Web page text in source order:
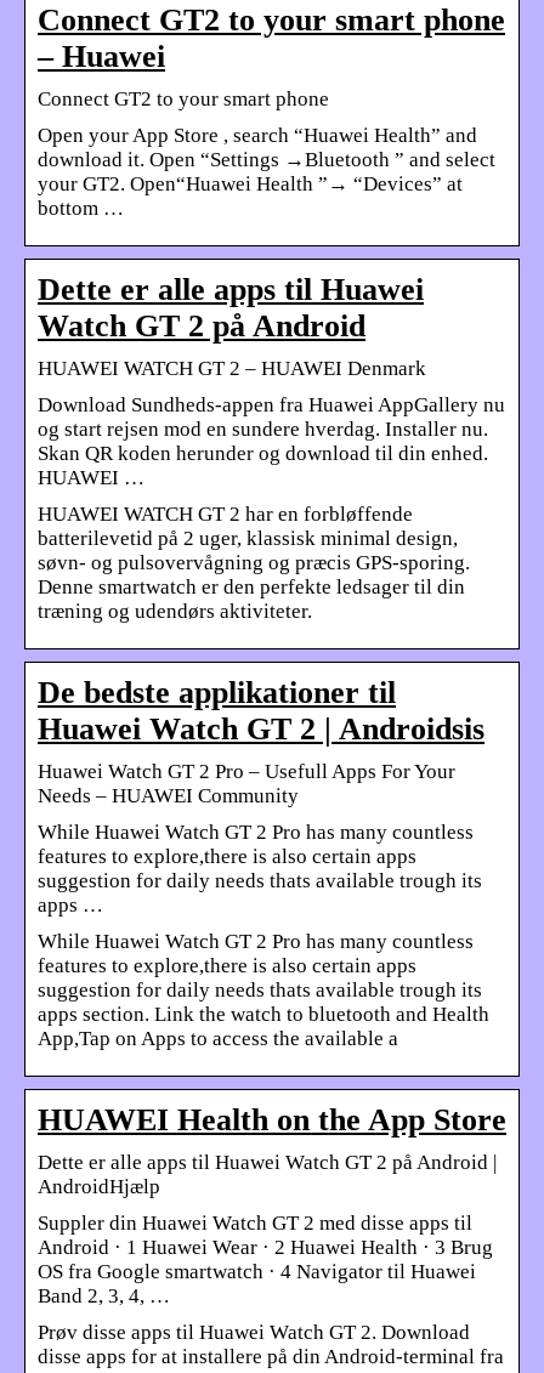
Connect GT2 to your smart phone
– Huawei
Connect GT2 to your smart phone
Open your App Store , search “Huawei Health” and
download it. Open “Settings →Bluetooth ” and select
your GT2. Open“Huawei Health ”→ “Devices” at
bottom …
Dette er alle apps til Huawei
Watch GT 2 på Android
HUAWEI WATCH GT 2 – HUAWEI Denmark
Download Sundheds-appen fra Huawei AppGallery nu
og start rejsen mod en sundere hverdag. Installer nu.
Skan QR koden herunder og download til din enhed.
HUAWEI …
HUAWEI WATCH GT 2 har en forbløffende
batterilevetid på 2 uger, klassisk minimal design,
søvn- og pulsovervågning og præcis GPS-sporing.
Denne smartwatch er den perfekte ledsager til din
træning og udendørs aktiviteter.
De bedste applikationer til
Huawei Watch GT 2 | Androidsis
Huawei Watch GT 2 Pro – Usefull Apps For Your
Needs – HUAWEI Community
While Huawei Watch GT 2 Pro has many countless
features to explore,there is also certain apps
suggestion for daily needs thats available trough its
apps …
While Huawei Watch GT 2 Pro has many countless
features to explore,there is also certain apps
suggestion for daily needs thats available trough its
apps section. Link the watch to bluetooth and Health
App,Tap on Apps to access the available a
HUAWEI Health on the App Store
Dette er alle apps til Huawei Watch GT 2 på Android |
AndroidHjælp
Suppler din Huawei Watch GT 2 med disse apps til
Android · 1 Huawei Wear · 2 Huawei Health · 3 Brug
OS fra Google smartwatch · 4 Navigator til Huawei
Band 2, 3, 4, …
Prøv disse apps til Huawei Watch GT 2. Download
disse apps for at installere på din Android-terminal fra